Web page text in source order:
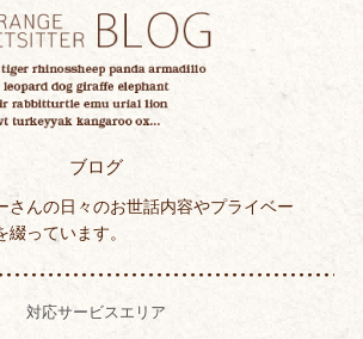
ブログ
さんの日々のお世話内容やプライベー
綴っています。
対応サービスエリア